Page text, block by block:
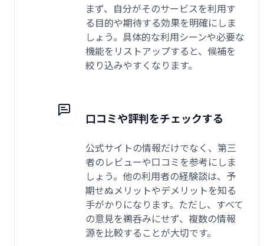
まず、自分がそのサービスを利用す
る目的や期待する効果を明確にしま
しょう。具体的な利用シーンや必要な
機能をリストアップすると、候補を
絞り込みやすくなります。
口コミや評判をチェックする
公式サイトの情報だけでなく、第三
者のレビューや口コミを参考にしま
しょう。他の利用者の経験談は、予
期せぬメリットやデメリットを知る
手がかりになります。ただし、すべて
の意見を鵜呑みにせず、複数の情報
源を比較することが大切です。